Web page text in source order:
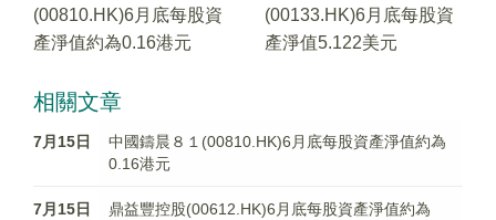
(00810.HK)6月底每股資
產淨值約為0.16港元
(00133.HK)6月底每股資
產淨值5.122美元
相關文章
7月15日
中國鑄晨８１(00810.HK)6月底每股資產淨值約為
0.16港元
7月15日
鼎益豐控股(00612.HK)6月底每股資產淨值約為